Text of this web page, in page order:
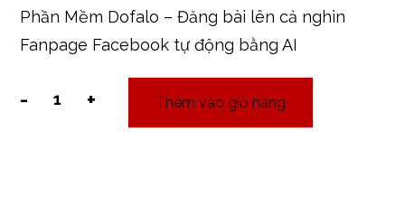
là:
tại
868.000 ₫.
Phần Mềm Dofalo – Đăng bài lên cả nghìn
Fanpage Facebook tự động bằng AI
-Phần
+ Thêm vào giỏ hàng